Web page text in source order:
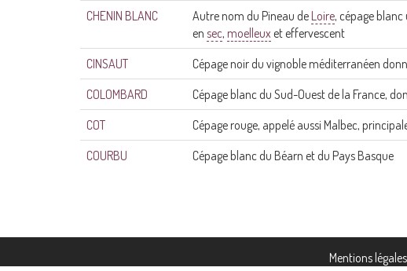
CHENIN BLANC
Autre nom du Pineau de Loire, cépage
en sec, moelleux et effervescent
CINSAUT
Cépage noir du vignoble méditerranéen
COLOMBARD
Cépage blanc du Sud-Ouest de la France,
COT
Cépage rouge, appelé aussi Malbec,
COURBU
Cépage blanc du Béarn et du Pays Basque
Mentions légales